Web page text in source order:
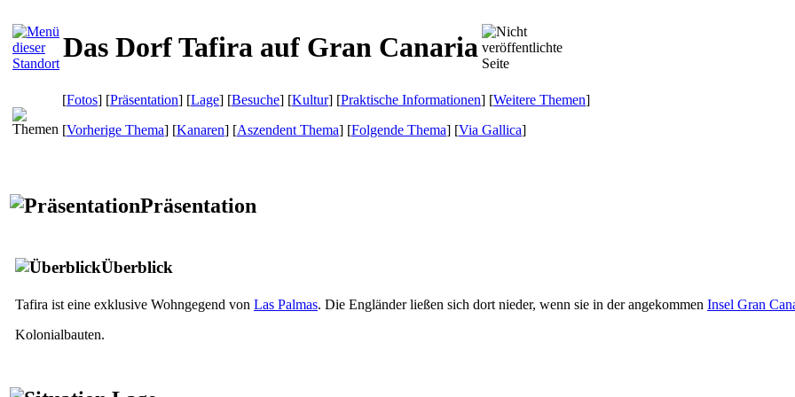
Das Dorf Tafira auf Gran Canaria
[Fotos] [Präsentation] [Lage] [Besuche] [Kultur] [Praktische Informationen] [Weitere Themen]
[Vorherige Thema] [Kanaren] [Aszendent Thema] [Folgende Thema] [Via Gallica]
Präsentation
Überblick
Tafira ist eine exklusive Wohngegend von Las Palmas. Die Engländer ließen sich dort nieder, wenn sie in der angekommen Insel Gran
Kolonialbauten.